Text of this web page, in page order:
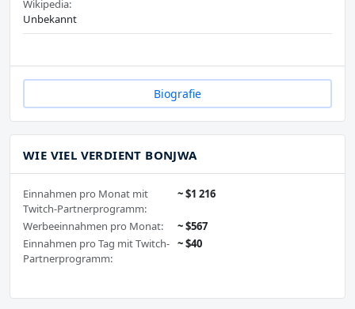
Wikipedia:
Unbekannt
Biografie
WIE VIEL VERDIENT BONJWA
Einnahmen pro Monat mit
Twitch-Partnerprogramm:
~ $1 216
Werbeeinnahmen pro Monat:
~ $567
Einnahmen pro Tag mit Twitch-
Partnerprogramm:
~ $40